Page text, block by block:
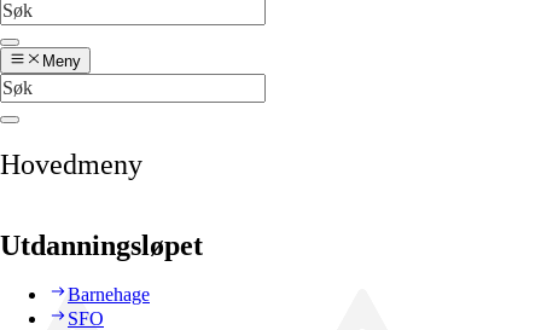
Meny
Hovedmeny
Utdanningsløpet
Barnehage
SFO